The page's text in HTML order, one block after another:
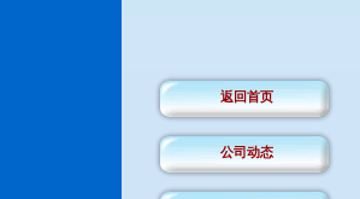
返回首页
公司动态